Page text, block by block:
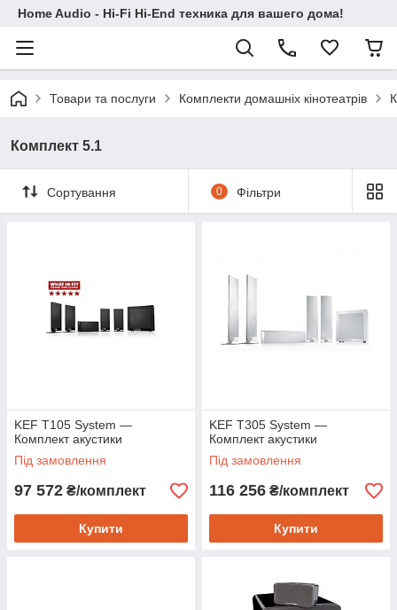
Home Audio - Hi-Fi Hi-End техника для вашего дома!
Товари та послуги Комплекти домашніх кінотеатрів
Комплект 5.1
Сортування 0 Фільтри
KEF T105 System —
Комплект акустики
Під замовлення
97 572 ₴/комплект
Купити
KEF T305 System —
Комплект акустики
Під замовлення
116 256 ₴/комплект
Купити